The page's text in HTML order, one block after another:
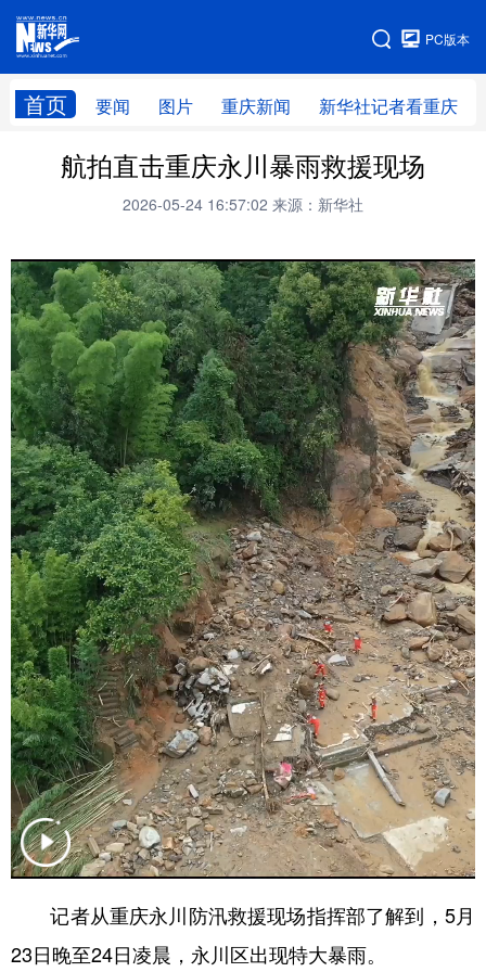
PC版本
首页 要闻 图片 重庆新闻 新华社记者看重庆
网站地图
航拍直击重庆永川暴雨救援现场
2026-05-24 16:57:02 来源：新华社
记者从重庆永川防汛救援现场指挥部了解到，5月
23日晚至24日凌晨，永川区出现特大暴雨。